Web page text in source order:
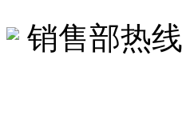
销售部热线